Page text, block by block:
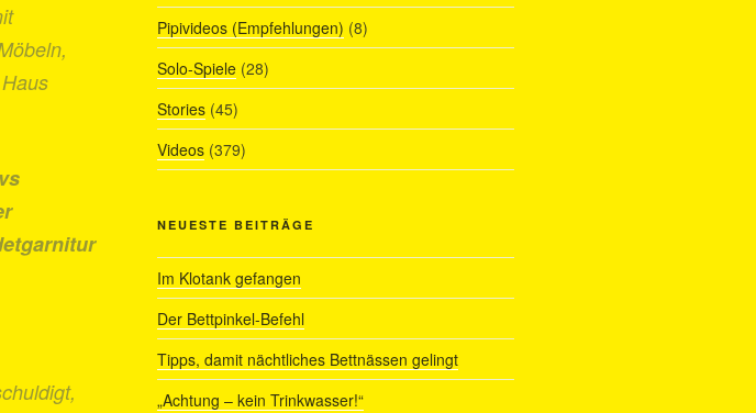
Pipivideos (Empfehlungen) (8)
Solo-Spiele(28)
Stories(45)
Videos(379)
NEUESTE BEITRÄGE
Im Klotank gefangen
Der Bettpinkel-Befehl
Tipps, damit nächtliches Bettnässen gelingt
„Achtung – kein Trinkwasser!“